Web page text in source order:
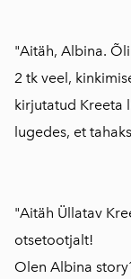
"Aitäh, Albina.
2 tk veel,
kirjutatud Kreeta
lugedes, et
"Aitäh Üllatav
otsetootjalt!
Olen Albina